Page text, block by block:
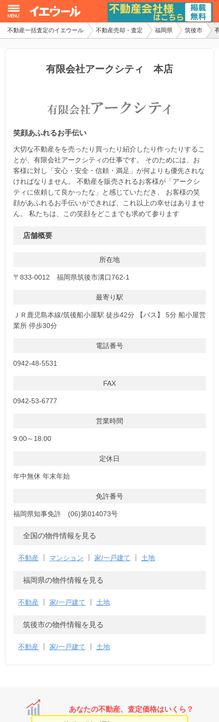
不動産一括査定のイエウール 不動産売却・査定 福岡県 筑後市
有限会社アークシティ 本店
笑顔あふれるお手伝い
大切な不動産をを売ったり買ったり紹介したり作ったりするこ
とが、有限会社アークシティの仕事です。 そのためには、お
客様に対し「安心・安全・信頼・満足」が何よりも優先されな
ければなりません。 不動産を販売されるお客様が「アークシ
ティに依頼して良かったな」と感じていただき、 お客様の笑
顔があふれるお手伝いができれば、これ以上の幸せはありませ
ん。 私たちは、この笑顔をどこまでも求めて参ります
店舗概要
所在地
〒833-0012 福岡県筑後市溝口762-1
最寄り駅
ＪＲ鹿児島本線/筑後船小屋駅 徒歩42分 【バス】 5分 船小屋営
業所 停歩30分
電話番号
0942-48-5531
FAX
0942-53-6777
営業時間
9:00～18:00
定休日
年中無休 年末年始
免許番号
福岡県知事免許 (06)第014073号
全国の物件情報を見る
不動産 マンション 家/一戸建て 土地
福岡県の物件情報を見る
不動産 家/一戸建て 土地
筑後市の物件情報を見る
不動産 家/一戸建て 土地
あなたの不動産、査定価格はいくら？
イエウール加盟希望の不動産会社様
不動産の売却・一括査定
家査定シミュレーター
お問い合わせ